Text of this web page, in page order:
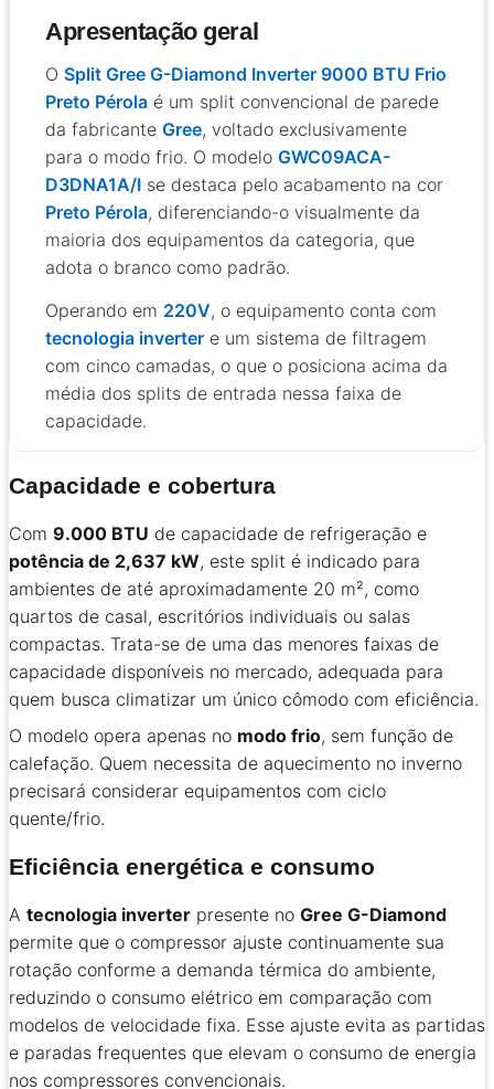
Apresentação geral
O Split Gree G-Diamond Inverter 9000 BTU Frio
Preto Pérola é um split convencional de parede
da fabricante Gree, voltado exclusivamente
para o modo frio. O modelo GWC09ACA-
D3DNA1A/I se destaca pelo acabamento na cor
Preto Pérola, diferenciando-o visualmente da
maioria dos equipamentos da categoria, que
adota o branco como padrão.
Operando em 220V, o equipamento conta com
tecnologia inverter e um sistema de filtragem
com cinco camadas, o que o posiciona acima da
média dos splits de entrada nessa faixa de
capacidade.
Capacidade e cobertura
Com 9.000 BTU de capacidade de refrigeração e
potência de 2,637 kW, este split é indicado para
ambientes de até aproximadamente 20 m², como
quartos de casal, escritórios individuais ou salas
compactas. Trata-se de uma das menores faixas de
capacidade disponíveis no mercado, adequada para
quem busca climatizar um único cômodo com eficiência.
O modelo opera apenas no modo frio, sem função de
calefação. Quem necessita de aquecimento no inverno
precisará considerar equipamentos com ciclo
quente/frio.
Eficiência energética e consumo
A tecnologia inverter presente no Gree G-Diamond
permite que o compressor ajuste continuamente sua
rotação conforme a demanda térmica do ambiente,
reduzindo o consumo elétrico em comparação com
modelos de velocidade fixa. Esse ajuste evita as partidas
e paradas frequentes que elevam o consumo de energia
nos compressores convencionais.